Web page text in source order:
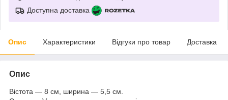
Доступна доставка
Опис Характеристики Відгуки про товар Доставка
Опис
Вістота — 8 см, ширина — 5,5 см.